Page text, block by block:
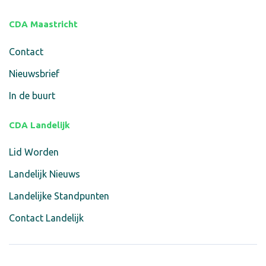
CDA Maastricht
Contact
Nieuwsbrief
In de buurt
CDA Landelijk
Lid Worden
Landelijk Nieuws
Landelijke Standpunten
Contact Landelijk